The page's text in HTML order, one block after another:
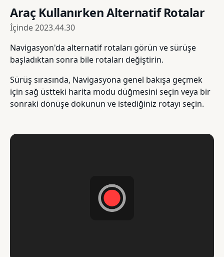
Araç Kullanırken Alternatif Rotalar
İçinde2023.44.30
Navigasyon'da alternatif rotaları görün ve sürüşe
başladıktan sonra bile rotaları değiştirin.
Sürüş sırasında, Navigasyona genel bakışa geçmek
için sağ üstteki harita modu düğmesini seçin veya bir
sonraki dönüşe dokunun ve istediğiniz rotayı seçin.